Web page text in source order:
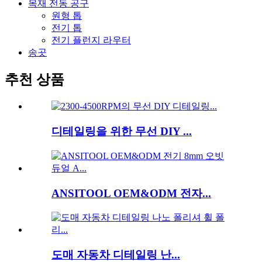
목재 전동 공구
원형 톱
전기 톱
전기 플런지 라우터
송곳
추천 상품
디테일링을 위한 무선 DIY ...
ANSITOOL OEM&ODM 전자...
도매 자동차 디테일링 난...